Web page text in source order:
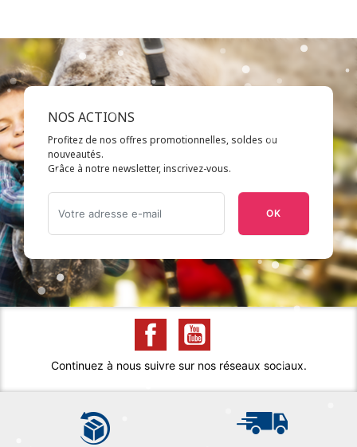
NOS ACTIONS
Profitez de nos offres promotionnelles, soldes ou
nouveautés.
Grâce à notre newsletter, inscrivez-vous.
OK
Continuez à nous suivre sur nos réseaux sociaux.